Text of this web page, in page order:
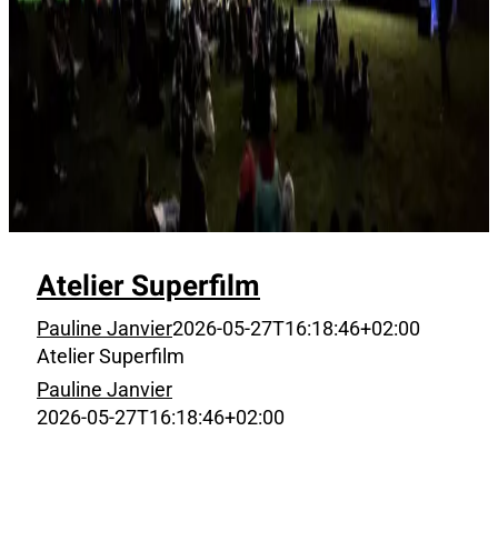
Atelier Superfilm
Pauline Janvier2026-05-27T16:18:46+02:00
Atelier Superfilm
Pauline Janvier
2026-05-27T16:18:46+02:00